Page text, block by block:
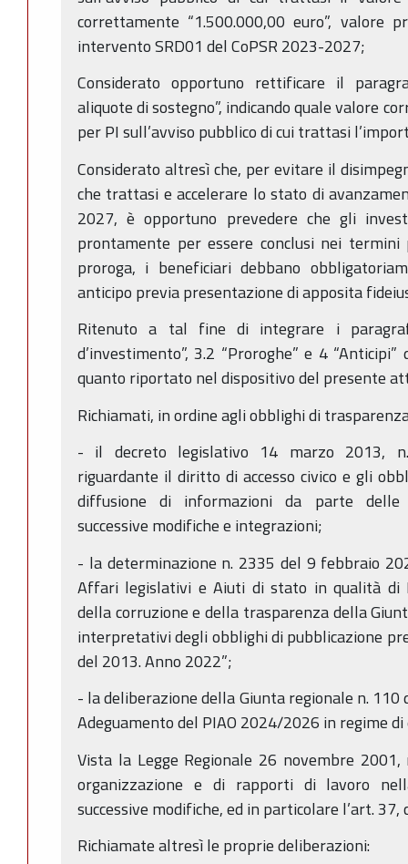
correttamente “1.500.000,00 euro”, valore
intervento SRD01 del CoPSR 2023-2027;
Considerato opportuno rettificare il
aliquote di sostegno”, indicando quale valore
per PI sull’avviso pubblico di cui trattasi
Considerato altresì che, per evitare il
che trattasi e accelerare lo stato di
2027, è opportuno prevedere che gli
prontamente per essere conclusi nei
proroga, i beneficiari debbano
anticipo previa presentazione di apposita
Ritenuto a tal fine di integrare i
d’investimento”, 3.2 “Proroghe” e 4
quanto riportato nel dispositivo del presente
Richiamati, in ordine agli obblighi di
- il decreto legislativo 14 marzo 2013,
riguardante il diritto di accesso civico e gli
diffusione di informazioni da parte delle
successive modifiche e integrazioni;
- la determinazione n. 2335 del 9 febbraio
Affari legislativi e Aiuti di stato in qualità di
della corruzione e della trasparenza della
interpretativi degli obblighi di pubblicazione
del 2013. Anno 2022”;
- la deliberazione della Giunta regionale n. 110
Adeguamento del PIAO 2024/2026 in regime
Vista la Legge Regionale 26 novembre
organizzazione e di rapporti di lavoro
successive modifiche, ed in particolare l’art. 37,
Richiamate altresì le proprie deliberazioni: